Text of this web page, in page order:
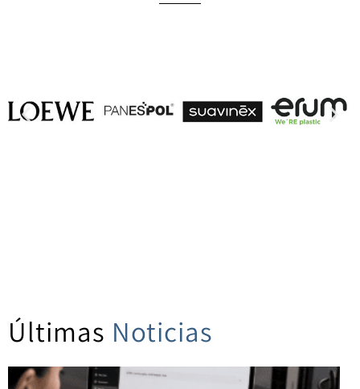
Últimas Noticias